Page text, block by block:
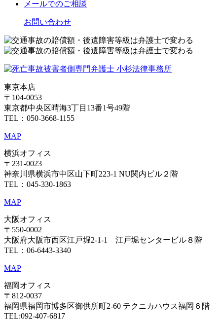
メールでのご相談
お問い合わせ
東京本店
〒104-0053
東京都中央区晴海3丁目13番1号49階
TEL：050-3668-1155
MAP
横浜オフィス
〒231-0023
神奈川県横浜市中区山下町223-1 NU関内ビル２階
TEL：045-330-1863
MAP
大阪オフィス
〒550-0002
大阪府大阪市西区江戸堀2-1-1 江戸堀センタービル８階
TEL：06-6443-3340
MAP
福岡オフィス
〒812-0037
福岡県福岡市博多区御供所町2-60 テクニカハウス福岡６階
TEL:092-407-6817